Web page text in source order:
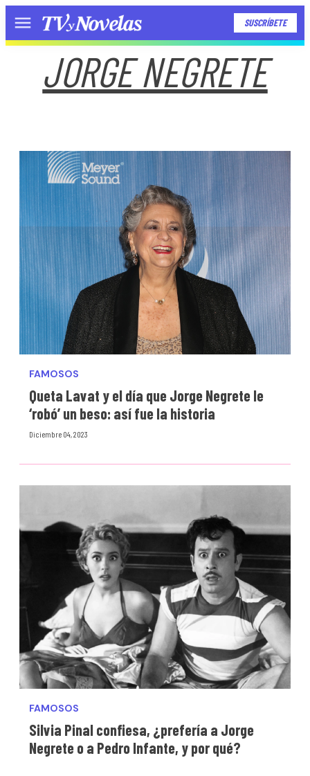
Menú SUSCRÍBETE
JORGE NEGRETE
FAMOSOS
Queta Lavat y el día que Jorge Negrete le
‘robó’ un beso: así fue la historia
Diciembre 04, 2023
FAMOSOS
Silvia Pinal confiesa, ¿prefería a Jorge
Negrete o a Pedro Infante, y por qué?